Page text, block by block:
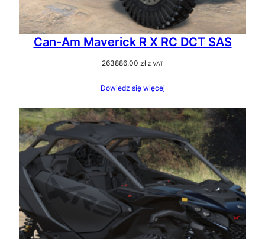
Can-Am Maverick R X RC DCT SAS
263886,00 zł z VAT
Dowiedz się więcej